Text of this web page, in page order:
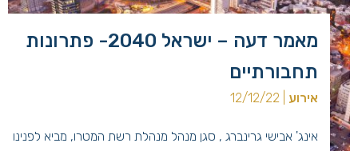
מאמר דעה – ישראל 2040- פתרונות
תחבורתיים
אירוע
אינג' אבישי גרינברג , סגן מנהל מנהלת רשת המטרו, מביא לפנינו